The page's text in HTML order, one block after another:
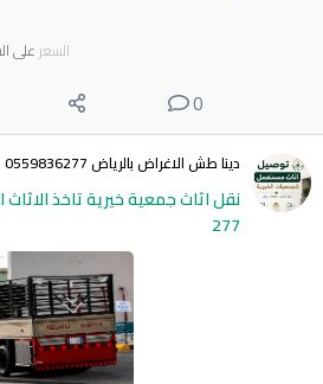
السعر على
0
دينا طش الاغراض بالرياض 0559836277
277